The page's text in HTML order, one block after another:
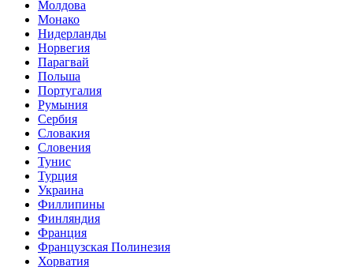
Молдова
Монако
Нидерланды
Норвегия
Парагвай
Польша
Португалия
Румыния
Сербия
Словакия
Словения
Тунис
Турция
Украина
Филлипины
Финляндия
Франция
Французская Полинезия
Хорватия